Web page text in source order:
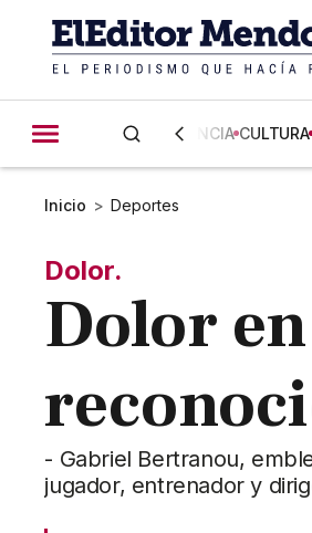
CIENCIA CULTURA
Inicio > Deportes
Dolor.
Dolor
- Gabriel Bertranou,
jugador, entrenador y